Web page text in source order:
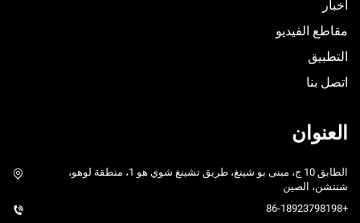
أخبار
مقاطع الفيديو
التطبيق
اتصل بنا
العنوان
الطابق 10 ج، مبنى بو شينغ، طريق تشينغ شوي هو 1، منطقة لوهو،
شنتشن، الصين
+86-18923798198